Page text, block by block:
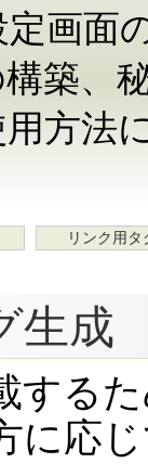
画面
築、
方法
リンク用タ
生成
する
に応